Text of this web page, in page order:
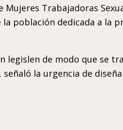
Trabajadoras
población dedicada a la
legislen de modo que se
la urgencia de